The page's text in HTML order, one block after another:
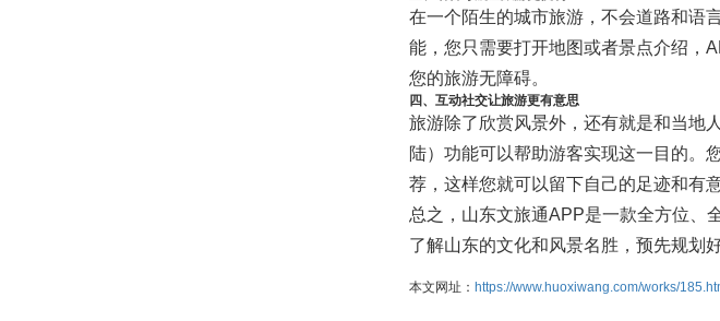
在一个陌生的城市旅游，不会道路和语
能，您只需要打开地图或者景点介绍，
您的旅游无障碍。
四、互动社交让旅游更有意思
旅游除了欣赏风景外，还有就是和当地
陆）功能可以帮助游客实现这一目的。
荐，这样您就可以留下自己的足迹和有
总之，山东文旅通APP是一款全方位、
了解山东的文化和风景名胜，预先规划
本文网址： https://www.huoxiwang.com/works/